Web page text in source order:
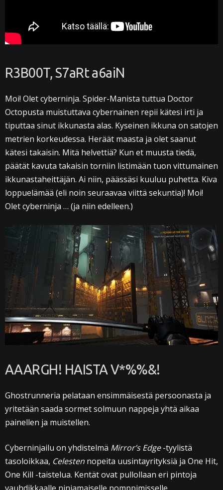
R3B00T, S7aRt a6aiN
Moi! Olet cyberninja. Spider-Manista tuttua Doctor
Octopusta muistuttava cybernainen repii kätesi irti ja
tiputtaa sinut ikkunasta alas. Kyseinen ikkuna on satojen
metrien korkeudessa. Heräät maasta ja olet saanut
kätesi takaisin. Mitä helvettiä? Kun et muusta tiedä,
päätät kavuta takaisin torniin listimään tuon vittumainen
ikkunastaheittäjän. Ai niin, päässäsi kuuluu puhetta. Kiva
loppuelämää (eli noin seuraavaa viittä sekuntia)! Moi!
Olet cyberninja … (ja niin edelleen.)
AAARGH! HAISTA V*%%&!
Ghostrunneria pelataan ensimmäisestä persoonasta ja
yritetään saada sormet solmuun nappeja yhtä aikaa
painellen ja muistellen.
Cyberninjailu on yhdistelmä Mirror’s Edge-tyylistä
tasoloikkaa, Celesten nopeita uusintayrityksiä ja One Hit,
One Kill -taistelua. Kentät ovat pullollaan eri pintoja